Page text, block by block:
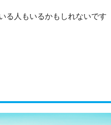
る人もいるかもしれないです